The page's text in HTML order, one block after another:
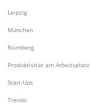
Leipzig
München
Nürnberg
Produktivität am Arbeitsplatz
Start-Ups
Trends